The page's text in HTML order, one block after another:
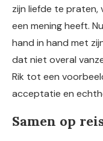
zijn liefde te
een mening heeft.
hand in hand met
dat niet overal
Rik tot een
acceptatie en
Samen op